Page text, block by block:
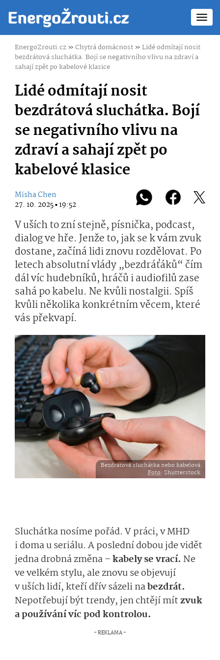
EnergoZrouti.cz»Chytrá domácnost»Lidé odmítají nosit
bezdrátová sluchátka. Bojí se negativního vlivu na zdraví a
sahají zpět po kabelové klasice
Lidé odmítají nosit
bezdrátová sluchátka. Bojí
se negativního vlivu na
zdraví a sahají zpět po
kabelové klasice
Misha Chen
27. 10. 2025 ▪ 19:52
V uších to zní stejně, písnička, podcast,
dialog ve hře. Jenže to, jak se k vám zvuk
dostane, začíná lidi znovu rozdělovat. Po
letech absolutní vlády „bezdráťáků“ čím
dál víc hudebníků, hráčů i audiofilů zase
sahá po kabelu. Ne kvůli nostalgii. Spíš
kvůli několika konkrétním věcem, které
vás překvapí.
Bezdrátová sluchátka nebo kabelová
Foto: Shutterstock
Sluchátka nosíme pořád. V práci, v MHD
i doma u seriálu. A poslední dobou jde vidět
jedna drobná změna –kabely se vrací. Ne
ve velkém stylu, ale znovu se objevují
v uších lidí, kteří dřív sázeli nabezdrát.
Nepotřebují být trendy, jen chtějí mítzvuk
a používání víc pod kontrolou.